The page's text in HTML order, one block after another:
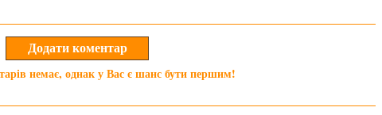
немає, однак у Вас є шанс бути першим!